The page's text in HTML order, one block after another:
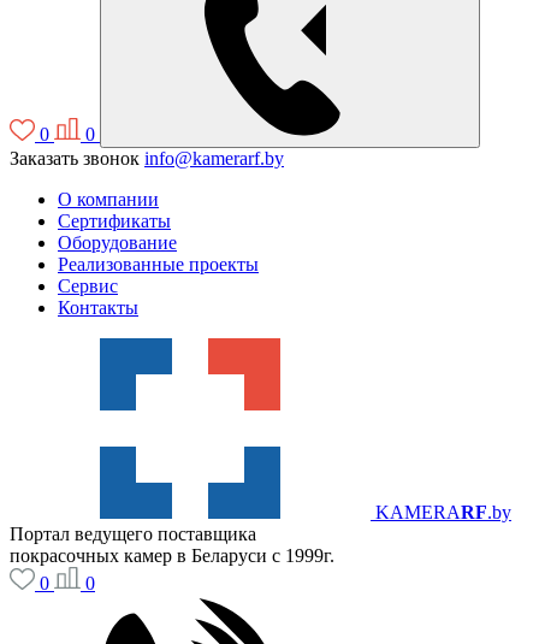
0
0
Заказать звонок info@kamerarf.by
О компании
Сертификаты
Оборудование
Реализованные проекты
Сервис
Контакты
KAMERARF.by
Портал ведущего поставщика
покрасочных камер в Беларуси с 1999г.
0
0